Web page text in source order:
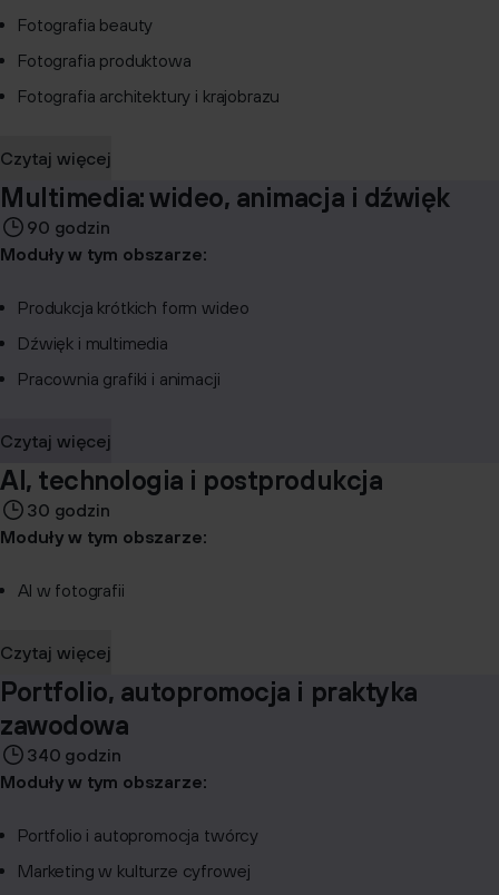
Fotografia beauty
Fotografia produktowa
Fotografia architektury i krajobrazu
Czytaj więcej
Multimedia: wideo, animacja i dźwięk
90 godzin
Moduły w tym obszarze:
Produkcja krótkich form wideo
Dźwięk i multimedia
Pracownia grafiki i animacji
Czytaj więcej
AI, technologia i postprodukcja
30 godzin
Moduły w tym obszarze:
AI w fotografii
Czytaj więcej
Portfolio, autopromocja i praktyka
zawodowa
340 godzin
Moduły w tym obszarze:
Portfolio i autopromocja twórcy
Marketing w kulturze cyfrowej